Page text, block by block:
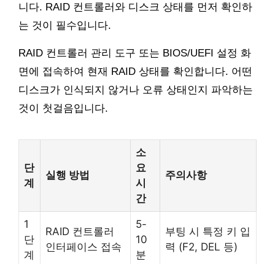
니다. RAID 컨트롤러와 디스크 상태를 먼저 확인하
는 것이 필수입니다.
RAID 컨트롤러 관리 도구 또는 BIOS/UEFI 설정 화
면에 접속하여 현재 RAID 상태를 확인합니다. 어떤
디스크가 인식되지 않거나 오류 상태인지 파악하는
것이 첫걸음입니다.
단
계
실행 방법
소
요
시
간
주의사항
1
단
계
RAID 컨트롤러
인터페이스 접속
5-
10
분
부팅 시 특정 키 입
력 (F2, DEL 등)